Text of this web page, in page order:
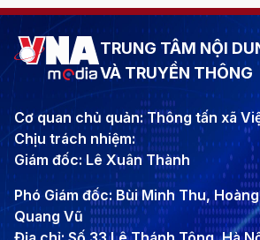
TRUNG TÂM NỘI
VÀ TRUYỀN THÔNG
Cơ quan chủ quản: Thông tấn xã
Chịu trách nhiệm:
Giám đốc: Lê Xuân Thành
Phó Giám đốc: Bùi Minh Thu,
Quang Vũ